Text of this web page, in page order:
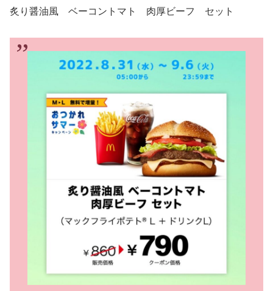
炙り醤油風 ベーコントマト 肉厚ビーフ セット